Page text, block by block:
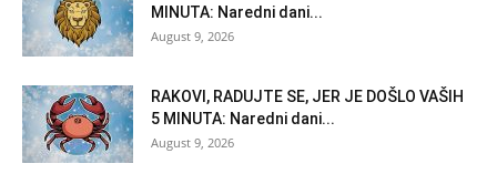
MINUTA: Naredni dani...
August 9, 2026
RAKOVI, RADUJTE SE, JER JE DOŠLO VAŠIH
5 MINUTA: Naredni dani...
August 9, 2026